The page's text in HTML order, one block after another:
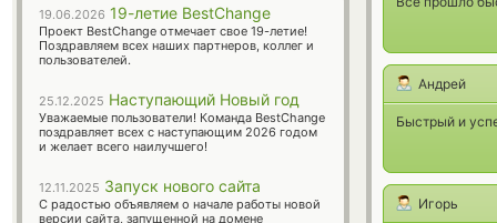
Андрей
Быстрый и
Игорь
19.06.2026 19-летие BestChange
Проект BestChange отмечает свое 19-летие!
Поздравляем всех наших партнеров, коллег и
пользователей.
25.12.2025 Наступающий Новый год
Уважаемые пользователи! Команда BestChange
поздравляет всех с наступающим 2026 годом
и желает всего наилучшего!
12.11.2025 Запуск нового сайта
С радостью объявляем о начале работы новой
версии сайта, запущенной на домене